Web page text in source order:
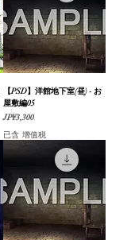
【PSD】洋館地下室(昼) - お
屋敷編05
價格
JP¥3,300
已含 增值税